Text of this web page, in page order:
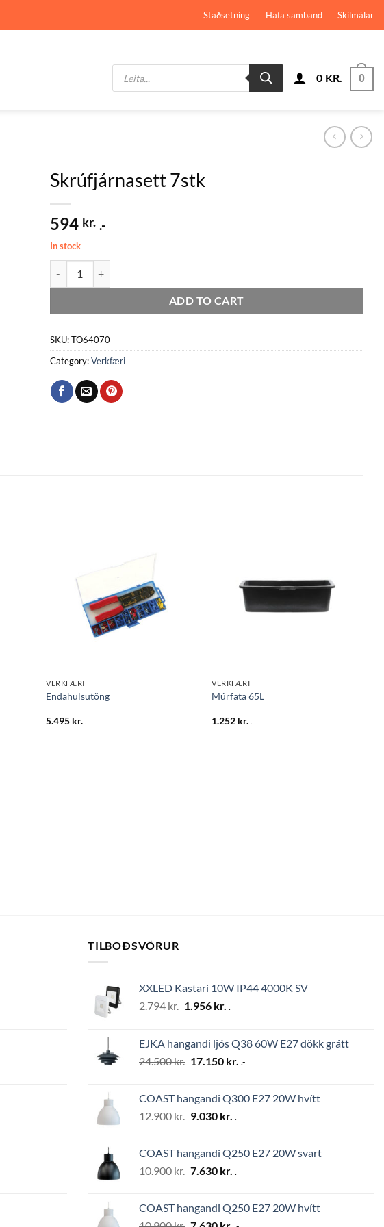
Staðsetning Hafa samband Skilmálar
Products
search
0 KR. 0
Skrúfjárnasett 7stk
594 kr. .-
In stock
ADD TO CART
SKU:TO64070
Category:Verkfæri
VERKFÆRI
Endahulsutöng
5.495 kr. .-
VERKFÆRI
Múrfata 65L
1.252 kr. .-
TILBOÐSVÖRUR
XXLED Kastari 10W IP44 4000K SV
2.794kr. Original
2.794 kr..
1.956 kr. Current
1.956 kr..
.-
EJKA hangandi ljós Q38 60W E27 dökk grátt
24.500kr. Original
24.500 kr..
17.150 kr. Current
17.150 kr..
.-
COAST hangandi Q300 E27 20W hvítt
12.900kr. Original
12.900 kr..
9.030 kr. Current
9.030 kr..
.-
COAST hangandi Q250 E27 20W svart
10.900kr. Original
10.900 kr..
7.630 kr. Current
7.630 kr..
.-
COAST hangandi Q250 E27 20W hvítt